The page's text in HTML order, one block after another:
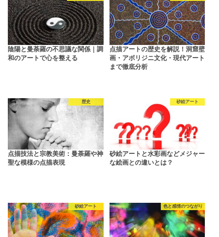
陰陽と曼荼羅の不思議な関係｜調
和のアートで心を整える
点描アートの歴史を解説！洞窟壁
画・アボリジニ文化・現代アート
まで徹底分析
歴史
点描技法と宗教美術：曼荼羅や神
聖な模様の点描表現
砂絵アート
砂絵アートと水彩画などメジャー
な絵画との違いとは？
砂絵アート 色と感情のつながり